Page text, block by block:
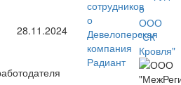
28.11.2024
сотрудников
о
Девелоперская
компания
Радиант
о
ООО
"СК
Кровля"